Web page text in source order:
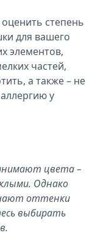
оценить степень
для вашего
элементов,
частей,
а также – не
у
цвета –
Однако
оттенки
выбирать